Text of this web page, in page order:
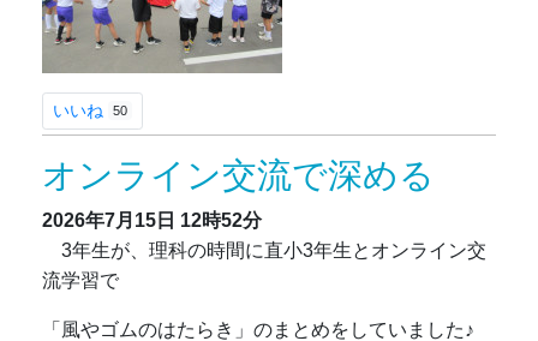
いいね 50
オンライン交流で深める
2026年7月15日 12時52分
3年生が、理科の時間に直小3年生とオンライン交
流学習で
「風やゴムのはたらき」のまとめをしていました♪